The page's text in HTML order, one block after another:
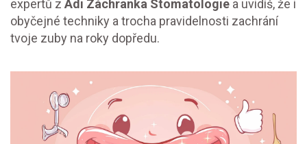
expertů z Adi Záchranka Stomatologie a uvidíš, že i
obyčejné techniky a trocha pravidelnosti zachrání
tvoje zuby na roky dopředu.